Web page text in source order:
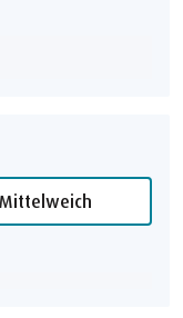
Mittelweich